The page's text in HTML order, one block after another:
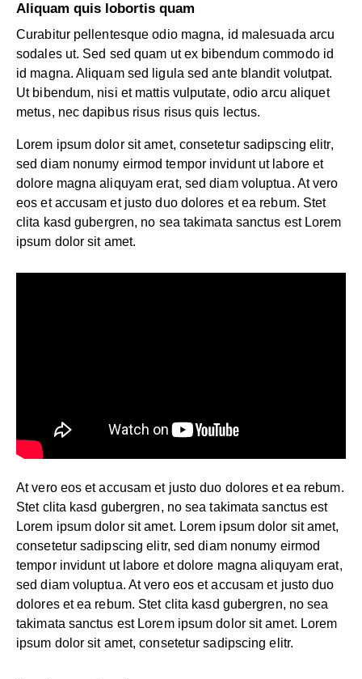
Aliquam quis lobortis quam
Curabitur pellentesque odio magna, id malesuada arcu
sodales ut. Sed sed quam ut ex bibendum commodo id
id magna. Aliquam sed ligula sed ante blandit volutpat.
Ut bibendum, nisi et mattis vulputate, odio arcu aliquet
metus, nec dapibus risus risus quis lectus.
Lorem ipsum dolor sit amet, consetetur sadipscing elitr,
sed diam nonumy eirmod tempor invidunt ut labore et
dolore magna aliquyam erat, sed diam voluptua. At vero
eos et accusam et justo duo dolores et ea rebum. Stet
clita kasd gubergren, no sea takimata sanctus est Lorem
ipsum dolor sit amet.
At vero eos et accusam et justo duo dolores et ea rebum.
Stet clita kasd gubergren, no sea takimata sanctus est
Lorem ipsum dolor sit amet. Lorem ipsum dolor sit amet,
consetetur sadipscing elitr, sed diam nonumy eirmod
tempor invidunt ut labore et dolore magna aliquyam erat,
sed diam voluptua. At vero eos et accusam et justo duo
dolores et ea rebum. Stet clita kasd gubergren, no sea
takimata sanctus est Lorem ipsum dolor sit amet. Lorem
ipsum dolor sit amet, consetetur sadipscing elitr.